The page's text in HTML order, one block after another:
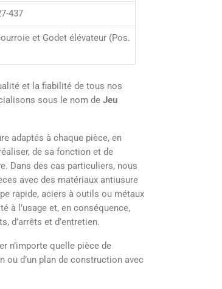
437
et Godet élévateur (Pos.
et la fiabilité de tous nos
sous le nom deJeu
adaptés à chaque pièce, en
de sa fonction et de
Dans des cas particuliers, nous
avec des matériaux antiusure
rapide, aciers à outils ou métaux
à l’usage et, en conséquence,
d’arrêts et d’entretien.
n’importe quelle pièce de
ou d’un plan de construction avec